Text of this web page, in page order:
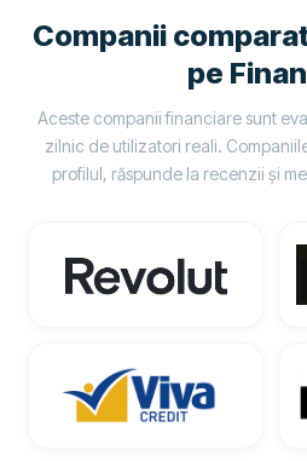
Companii
pe
Aceste companii financiare sunt
zilnic de utilizatori reali.
profilul, răspunde la recenzii și